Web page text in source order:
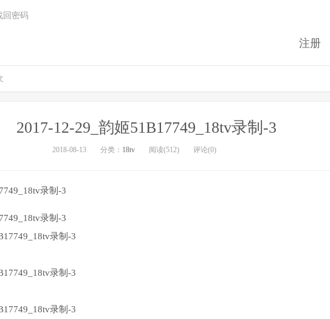
注册
回密码
2017-12-29_韵姬51B17749_18tv录制-3
2018-08-13 分类： 18tv 阅读(512) 评论(0)
录制-3
录制-3